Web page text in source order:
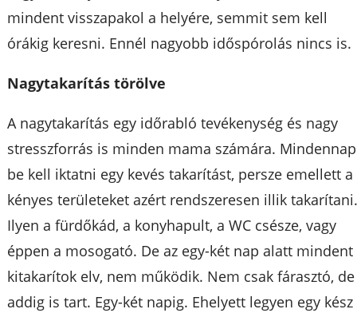
mindent visszapakol a helyére, semmit sem kell
órákig keresni. Ennél nagyobb időspórolás nincs is.
Nagytakarítás törölve
A nagytakarítás egy időrabló tevékenység és nagy
stresszforrás is minden mama számára. Mindennap
be kell iktatni egy kevés takarítást, persze emellett a
kényes területeket azért rendszeresen illik
Ilyen a fürdőkád, a konyhapult, a WC csésze, vagy
éppen a mosogató. De az egy-két nap alatt mindent
kitakarítok elv, nem működik. Nem csak fárasztó, de
addig is tart. Egy-két napig. Ehelyett legyen egy kész